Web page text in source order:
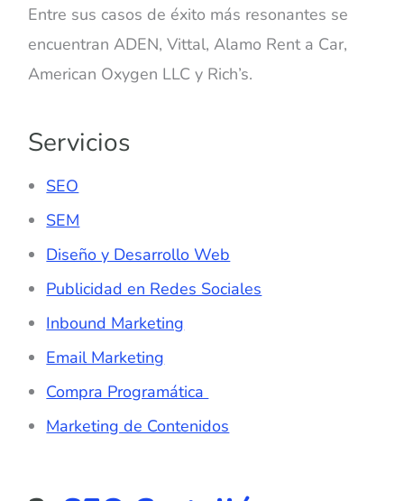
Entre sus casos de éxito más resonantes se
encuentran ADEN, Vittal, Alamo Rent a Car,
American Oxygen LLC y Rich’s.
Servicios
SEO
SEM
Diseño y Desarrollo Web
Publicidad en Redes Sociales
Inbound Marketing
Email Marketing
Compra Programática
Marketing de Contenidos